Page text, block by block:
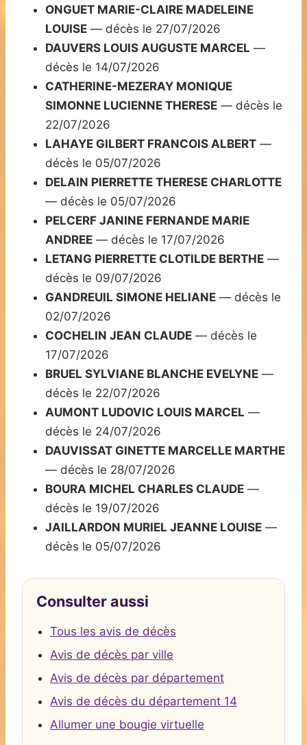
ONGUET MARIE-CLAIRE MADELEINE
LOUISE — décès le 27/07/2026
DAUVERS LOUIS AUGUSTE MARCEL —
décès le 14/07/2026
CATHERINE-MEZERAY MONIQUE
SIMONNE LUCIENNE THERESE — décès le
22/07/2026
LAHAYE GILBERT FRANCOIS ALBERT —
décès le 05/07/2026
DELAIN PIERRETTE THERESE CHARLOTTE
— décès le 05/07/2026
PELCERF JANINE FERNANDE MARIE
ANDREE — décès le 17/07/2026
LETANG PIERRETTE CLOTILDE BERTHE —
décès le 09/07/2026
GANDREUIL SIMONE HELIANE — décès le
02/07/2026
COCHELIN JEAN CLAUDE — décès le
17/07/2026
BRUEL SYLVIANE BLANCHE EVELYNE —
décès le 22/07/2026
AUMONT LUDOVIC LOUIS MARCEL —
décès le 24/07/2026
DAUVISSAT GINETTE MARCELLE MARTHE
— décès le 28/07/2026
BOURA MICHEL CHARLES CLAUDE —
décès le 19/07/2026
JAILLARDON MURIEL JEANNE LOUISE —
décès le 05/07/2026
Consulter aussi
Tous les avis de décès
Avis de décès par ville
Avis de décès par département
Avis de décès du département 14
Allumer une bougie virtuelle